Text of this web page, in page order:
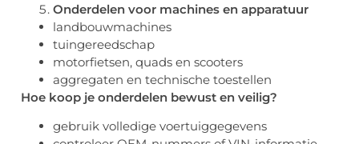
Onderdelen voor machines en apparatuur
landbouwmachines
tuingereedschap
motorfietsen, quads en scooters
aggregaten en technische toestellen
Hoe koop je onderdelen bewust en veilig?
gebruik volledige voertuiggegevens